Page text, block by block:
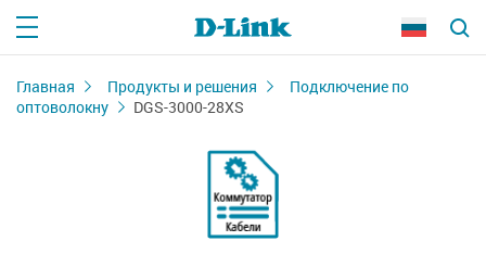
Главная Продукты и решения
Подключение по
оптоволокну
DGS-3000-28XS